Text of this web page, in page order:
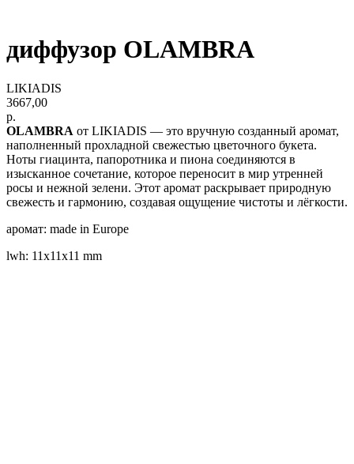
диффузор OLAMBRA
LIKIADIS
3667,00
р.
OLAMBRA от LIKIADIS — это вручную созданный аромат,
наполненный прохладной свежестью цветочного букета.
Ноты гиацинта, папоротника и пиона соединяются в
изысканное сочетание, которое переносит в мир утренней
росы и нежной зелени. Этот аромат раскрывает природную
свежесть и гармонию, создавая ощущение чистоты и лёгкости.
аромат: made in Europe
lwh: 11x11x11 mm